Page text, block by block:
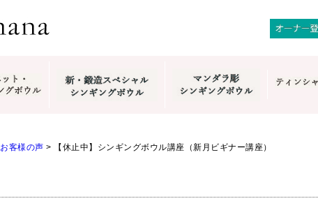
お客様の声 > 【休止中】シンギングボウル講座（新月ビギナー講座）